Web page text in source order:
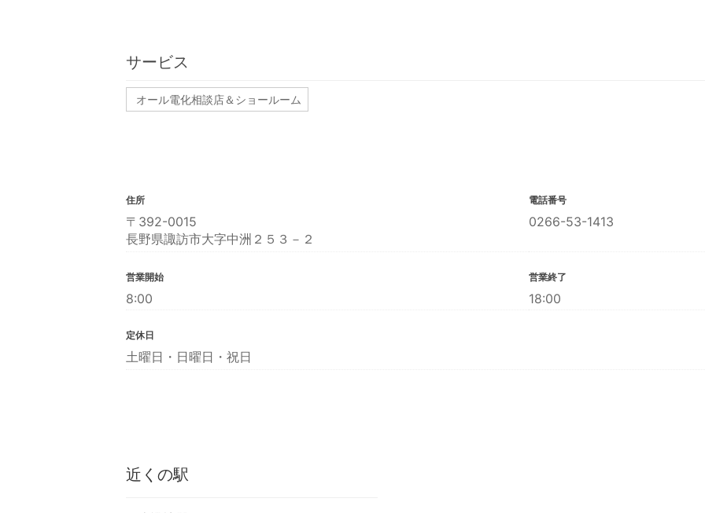
サービス
オール電化相談店＆ショールーム
住所
〒392-0015
長野県諏訪市大字中洲２５３－２
電話番号
0266-53-1413
営業開始
8:00
営業終了
18:00
定休日
土曜日・日曜日・祝日
近くの駅